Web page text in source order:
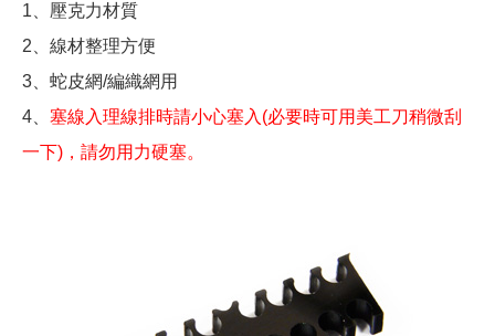
1、壓克力材質
2、線材整理方便
3、蛇皮網/編織網用
4、 塞線入理線排時請小心塞入(必要時可用美工刀稍微刮
一下)，請勿用力硬塞。